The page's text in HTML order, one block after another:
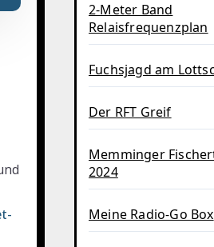
2-Meter Band
Relaisfrequenzplan
Fuchsjagd am
Der RFT Greif
Memminger
2024
Meine Radio-Go Box